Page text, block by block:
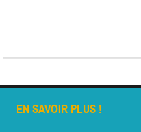
EN SAVOIR PLUS !